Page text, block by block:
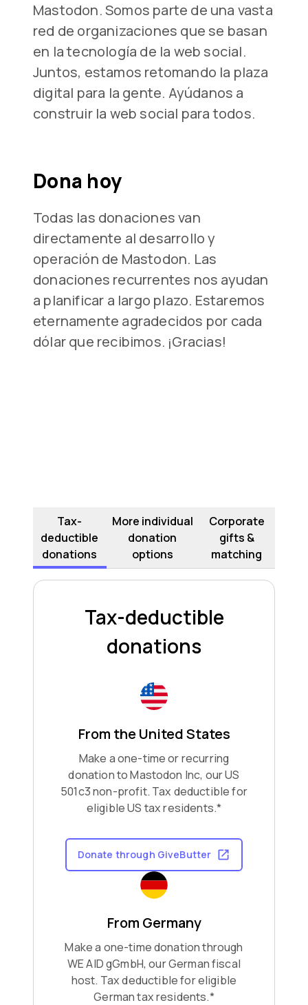
Mastodon. Somos parte de una vasta
red de organizaciones que se basan
en la tecnología de la web social.
Juntos, estamos retomando la plaza
digital para la gente. Ayúdanos a
construir la web social para todos.
Dona hoy
Todas las donaciones van
directamente al desarrollo y
operación de Mastodon. Las
donaciones recurrentes nos ayudan
a planificar a largo plazo. Estaremos
eternamente agradecidos por cada
dólar que recibimos. ¡Gracias!
Tax-
deductible
donations
More individual
donation
options
Corporate
gifts &
matching
Tax-deductible
donations
From the United States
Make a one-time or recurring
donation to Mastodon Inc, our US
501c3 non-profit. Tax deductible for
eligible US tax residents.*
Donate through GiveButter
From Germany
Make a one-time donation through
WE AID gGmbH, our German fiscal
host. Tax deductible for eligible
German tax residents.*